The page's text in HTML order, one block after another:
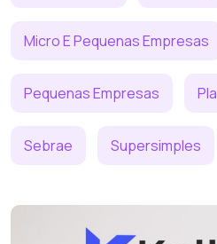
Micro E Pequenas Empresas
Pequenas Empresas
Sebrae Supersimples